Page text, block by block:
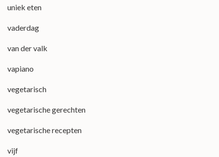
uniek eten
vaderdag
van der valk
vapiano
vegetarisch
vegetarische gerechten
vegetarische recepten
vijf